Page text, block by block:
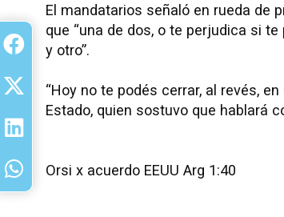
El mandatarios señaló en rueda de
que “una de dos, o te perjudica si
y otro”.
“Hoy no te podés cerrar, al revés,
Estado, quien sostuvo que hablará
Orsi x acuerdo EEUU Arg 1:40